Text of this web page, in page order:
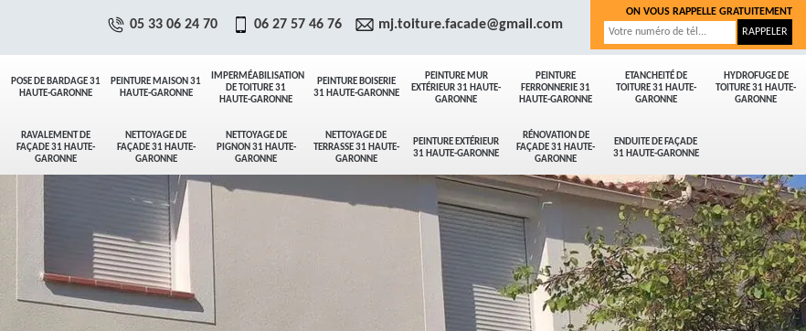
POSE DE BARDAGE 31
HAUTE-GARONNE
PEINTURE MAISON 31
HAUTE-GARONNE
IMPERMÉABILISATION
DE TOITURE 31
HAUTE-GARONNE
PEINTURE BOISERIE
31 HAUTE-GARONNE
PEINTURE MUR
EXTÉRIEUR 31 HAUTE-
GARONNE
PEINTURE
FERRONNERIE 31
HAUTE-GARONNE
ETANCHEITÉ DE
TOITURE 31 HAUTE-
GARONNE
HYDROFUGE DE
TOITURE 31 HAUTE-
GARONNE
RAVALEMENT DE
FAÇADE 31 HAUTE-
GARONNE
NETTOYAGE DE
FAÇADE 31 HAUTE-
GARONNE
NETTOYAGE DE
PIGNON 31 HAUTE-
GARONNE
NETTOYAGE DE
TERRASSE 31 HAUTE-
GARONNE
PEINTURE EXTÉRIEUR
31 HAUTE-GARONNE
RÉNOVATION DE
FAÇADE 31 HAUTE-
GARONNE
ENDUITE DE FAÇADE
31 HAUTE-GARONNE
05 33 06 24 70 06 27 57 46 76 mj.toiture.facade@gmail.com
ON VOUS RAPPELLE GRATUITEMENT